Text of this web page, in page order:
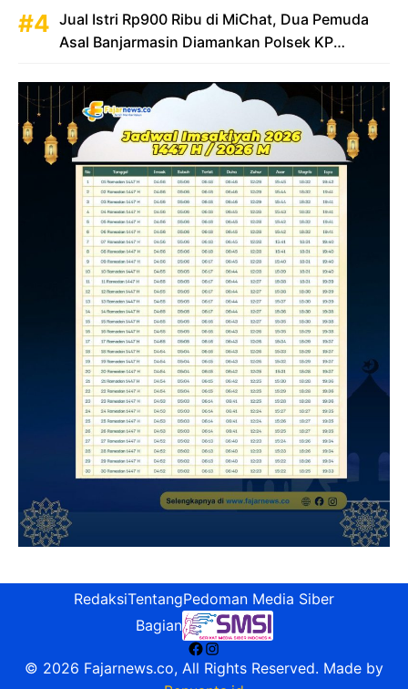
Jual Istri Rp900 Ribu di MiChat, Dua Pemuda
Asal Banjarmasin Diamankan Polsek KP
RedaksiTentangPedoman Media Siber
Bagian
Facebook
Instagram
© 2026 Fajarnews.co, All Rights Reserved. Made by